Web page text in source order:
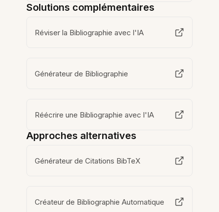
Solutions complémentaires
Réviser la Bibliographie avec l'IA
Générateur de Bibliographie
Réécrire une Bibliographie avec l'IA
Approches alternatives
Générateur de Citations BibTeX
Créateur de Bibliographie Automatique